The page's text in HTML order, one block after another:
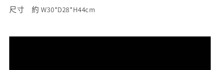
尺寸 約 W30*D28*H44cm